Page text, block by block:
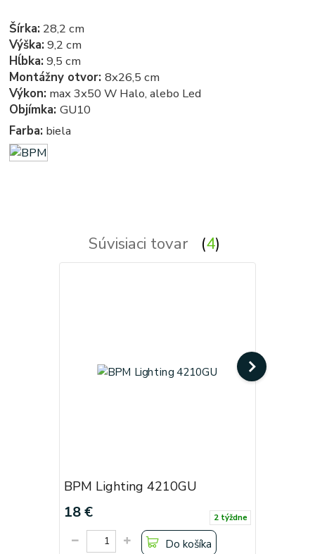
Šírka: 28,2 cm
Výška: 9,2 cm
Hĺbka: 9,5 cm
Montážny otvor:8x26,5 cm
Výkon: max 3x50 W Halo, alebo Led
Objímka:GU10
Farba: biela
Súvisiaci tovar 4
BPM Lighting 4210GU
18 € 2 týždne
Do košíka